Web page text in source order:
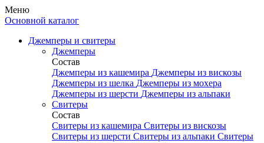
Меню
Основной каталог
Джемперы и свитеры
Джемперы
Состав
Джемперы из кашемира Джемперы из вискозы
Джемперы из шелка Джемперы из мохера
Джемперы из шерсти Джемперы из альпаки
Свитеры
Состав
Свитеры из кашемира Свитеры из вискозы
Свитеры из шерсти Свитеры из альпаки Свитеры